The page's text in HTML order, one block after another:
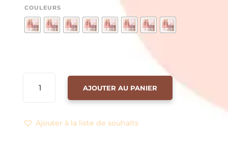
COULEURS
(
AJOUTER AU PANIER
Ajouter à la liste de souhaits